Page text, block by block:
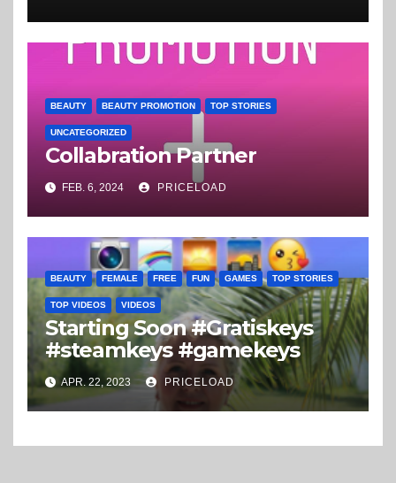
BEAUTY BEAUTY PROMOTION TOP STORIES
UNCATEGORIZED
Collabration Partner
FEB. 6, 2024 PRICELOAD
BEAUTY FEMALE FREE FUN GAMES TOP STORIES
TOP VIDEOS VIDEOS
Starting Soon #Gratiskeys
#steamkeys #gamekeys
APR. 22, 2023 PRICELOAD